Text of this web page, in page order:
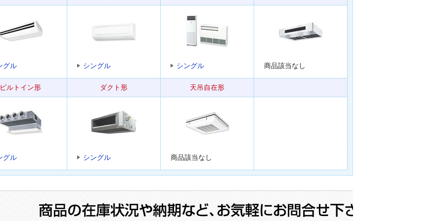
グル シングル シングル 商品該当なし
ルトイン形 ダクト形 天吊自在形
グル シングル 商品該当なし